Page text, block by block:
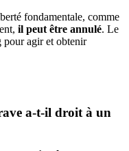
fondamentale, comme
il peut être annulé. Le
pour agir et obtenir
a-t-il droit à un